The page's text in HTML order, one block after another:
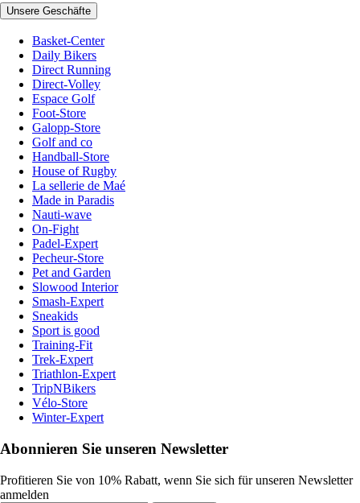
Unsere Geschäfte
Basket-Center
Daily Bikers
Direct Running
Direct-Volley
Espace Golf
Foot-Store
Galopp-Store
Golf and co
Handball-Store
House of Rugby
La sellerie de Maé
Made in Paradis
Nauti-wave
On-Fight
Padel-Expert
Pecheur-Store
Pet and Garden
Slowood Interior
Smash-Expert
Sneakids
Sport is good
Training-Fit
Trek-Expert
Triathlon-Expert
TripNBikers
Vélo-Store
Winter-Expert
Abonnieren Sie unseren Newsletter
Profitieren Sie von 10% Rabatt, wenn Sie sich für unseren Newsletter
anmelden